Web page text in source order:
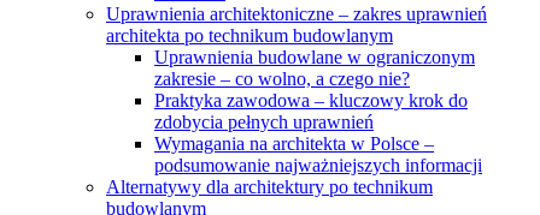
Uprawnienia architektoniczne – zakres uprawnień
architekta po technikum budowlanym
Uprawnienia budowlane w ograniczonym
zakresie – co wolno, a czego nie?
Praktyka zawodowa – kluczowy krok do
zdobycia pełnych uprawnień
Wymagania na architekta w Polsce –
podsumowanie najważniejszych informacji
Alternatywy dla architektury po technikum
budowlanym